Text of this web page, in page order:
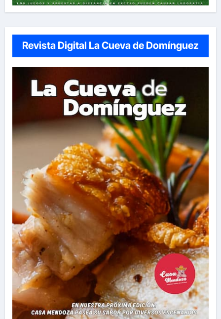
Revista Digital La Cueva de Domínguez